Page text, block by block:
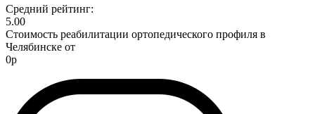
Средний рейтинг:
5.00
Стоимость реабилитации ортопедического профиля в
Челябинске от
0р